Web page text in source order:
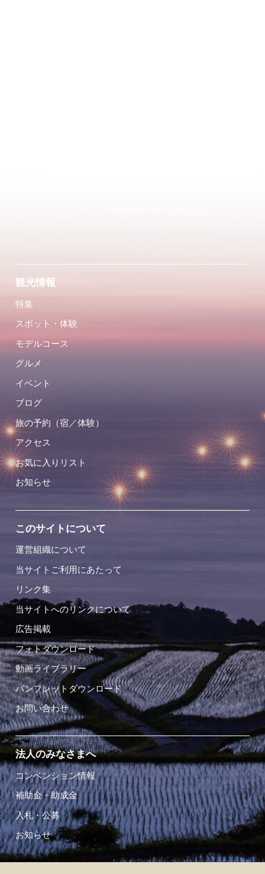
観光情報
特集
スポット・体験
モデルコース
グルメ
イベント
ブログ
旅の予約（宿／体験）
アクセス
お気に入りリスト
お知らせ
このサイトについて
運営組織について
当サイトご利用にあたって
リンク集
当サイトへのリンクについて
広告掲載
フォトダウンロード
動画ライブラリー
パンフレットダウンロード
お問い合わせ
法人のみなさまへ
コンベンション情報
補助金・助成金
入札・公募
お知らせ